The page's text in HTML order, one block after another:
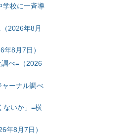
学校に一斉導
2026年8月
8月7日）
べ=（2026
ーナル調べ
ないか」=横
年8月7日）